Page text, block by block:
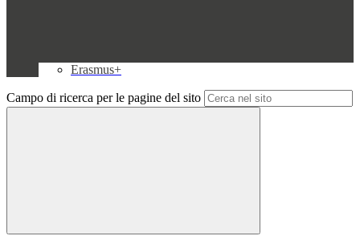
Erasmus+
Campo di ricerca per le pagine del sito